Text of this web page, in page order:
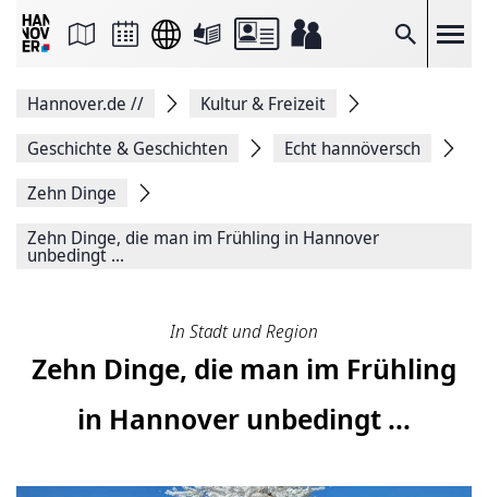
Suche
Seite
Facebook
teilen
Seitenlink
Seite
Drucken
Hannover.de //
Kultur & Freizeit
Geschichte & Geschichten
Echt hannöversch
Zehn Dinge
Zehn Dinge, die man im Frühling in Hannover
unbedingt ...
In Stadt und Region
Zehn Dinge, die man im Frühling
in Hannover unbedingt ...